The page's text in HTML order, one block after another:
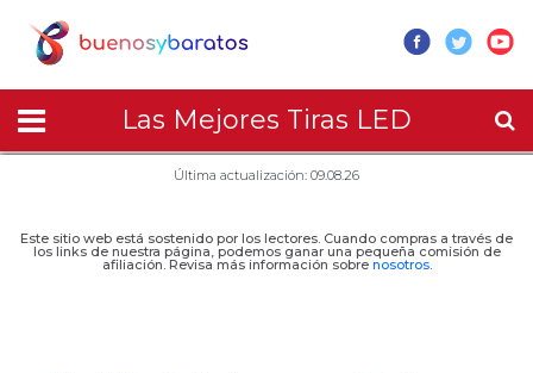
Las Mejores Tiras LED
Última actualización: 09.08.26
Este sitio web está sostenido por los lectores. Cuando compras a través de
los links de nuestra página, podemos ganar una pequeña comisión de
afiliación. Revisa más información sobre nosotros.